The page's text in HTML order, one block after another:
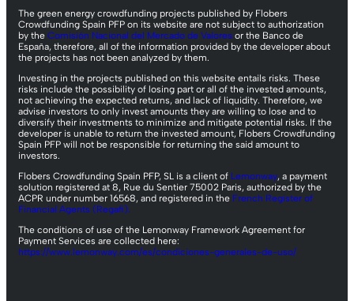
The green energy crowdfunding projects published by Flobers
Crowdfunding Spain PFP on its website are not subject to authorization
by the Comisión Nacional del Mercado de Valores or the Banco de
España, therefore, all of the information provided by the developer about
the projects has not been analyzed by them.
Investing in the projects published on this website entails risks. These
risks include the possibility of losing part or all of the invested amounts,
not achieving the expected returns, and lack of liquidity. Therefore, we
advise investors to only invest amounts they are willing to lose and to
diversify their investments to minimize and mitigate potential risks. If the
developer is unable to return the invested amount, Flobers Crowdfunding
Spain PFP will not be responsible for returning the said amount to
investors.
Flobers Crowdfunding Spain PFP, SL is a client of Lemonway, a payment
solution registered at 8, Rue du Sentier 75002 Paris, authorized by the
ACPR under number 16568, and registered in the French Register of
Financial Agents (Regafi).
The conditions of use of the Lemonway Framework Agreement for
Payment Services are collected here:
https://www.lemonway.com/es/condiciones-generales-de-uso/